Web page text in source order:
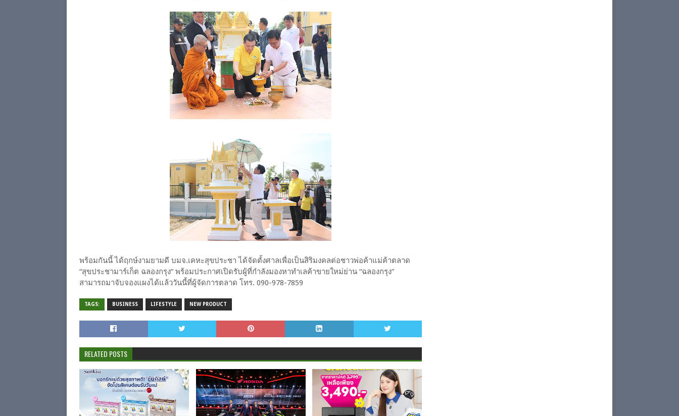
พร้อมกันนี้ ได้ฤกษ์งามยามดี บมจ.เคหะสุขประชา ได้จัดตั้งศาลเพื่อเป็นสิริมงคลต่อชาวพ่อค้าแม่ค้าตลาด
“สุขประชามาร์เก็ต ฉลองกรุง” พร้อมประกาศเปิดรับผู้ที่กำลังมองหาทำเลค้าขายใหม่ย่าน “ฉลองกรุง”
สามารถมาจับจองแผงได้แล้ววันนี้ที่ผู้จัดการตลาด โทร. 090-978-7859
TAGS: BUSINESS LIFESTYLE NEW PRODUCT
RELATED POSTS